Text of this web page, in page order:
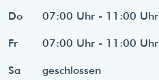
Do 07:00 Uhr - 11:00 Uhr
Fr 07:00 Uhr - 11:00 Uhr
Sa geschlossen